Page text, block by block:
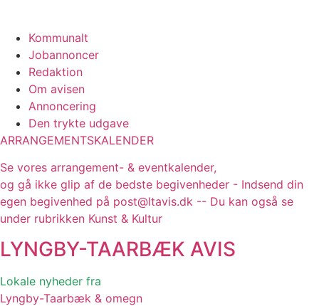
Kommunalt
Jobannoncer
Redaktion
Om avisen
Annoncering
Den trykte udgave
ARRANGEMENTSKALENDER
Se vores arrangement- & eventkalender,
og gå ikke glip af de bedste begivenheder - Indsend din
egen begivenhed på post@ltavis.dk -- Du kan også se
under rubrikken Kunst & Kultur
LYNGBY-TAARBÆK AVIS
Lokale nyheder fra
Lyngby-Taarbæk & omegn